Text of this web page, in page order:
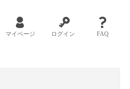
マイページ ログイン FAQ